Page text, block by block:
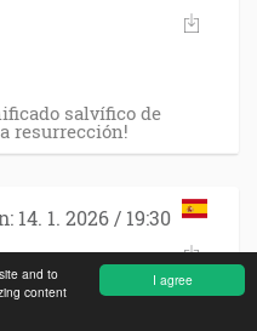
I agree
and to
content
salvífico de
resurrección!
14. 1. 2026 / 19:30
el que está en